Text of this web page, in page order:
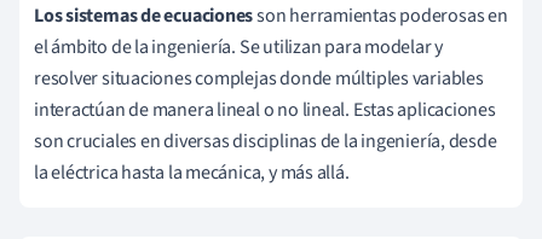
Los sistemas de ecuacionesson herramientas poderosas en
el ámbito de la ingeniería. Se utilizan para modelar y
resolver situaciones complejas donde múltiples variables
interactúan de manera lineal o no lineal. Estas aplicaciones
son cruciales en diversas disciplinas de la ingeniería, desde
la eléctrica hasta la mecánica, y más allá.